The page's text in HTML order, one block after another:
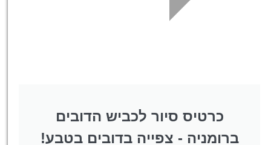
כרטיס סיור לכביש הדובים
ברומניה - צפייה בדובים בטבע!